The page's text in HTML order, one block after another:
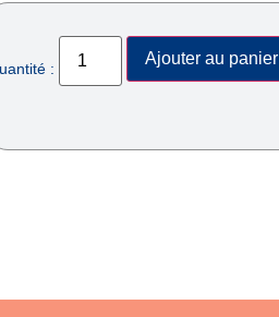
:
Ajouter au panier